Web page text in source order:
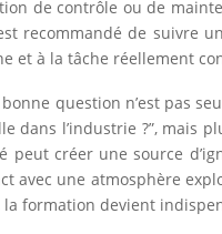
de contrôle ou de
recommandé de suivre
et à la tâche réellement
question n’est pas
dans l’industrie ?”, mais
peut créer une source
avec une atmosphère
la formation devient